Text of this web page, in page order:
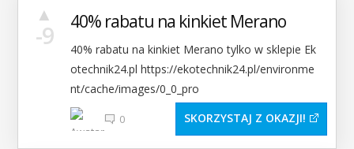
-9
▲ 40% rabatu na kinkiet Merano
40% rabatu na kinkiet Merano tylko w sklepie Ek
otechnik24.pl https://ekotechnik24.pl/environme
nt/cache/images/0_0_pro
0 SKORZYSTAJ Z OKAZJI